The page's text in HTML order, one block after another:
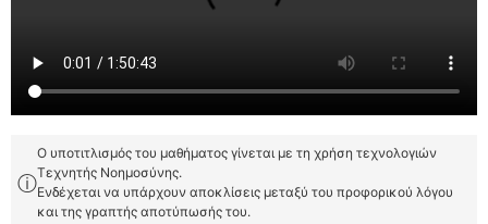
ⓘ
Ο υποτιτλισμός του μαθήματος γίνεται με τη χρήση τεχνολογιών
Τεχνητής Νοημοσύνης.
Ενδέχεται να υπάρχουν αποκλίσεις μεταξύ του προφορικού λόγου
και της γραπτής αποτύπωσής του.